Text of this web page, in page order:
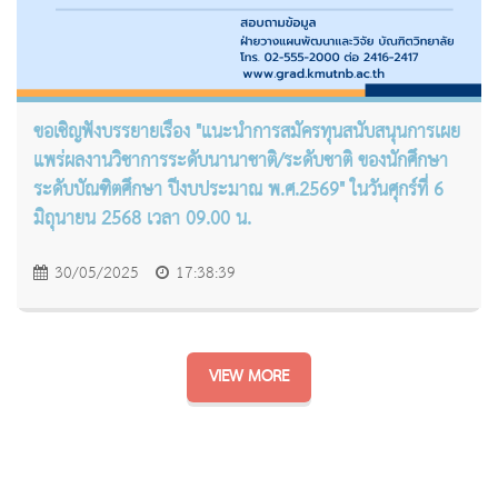
ขอเชิญฟังบรรยายเรื่อง "แนะนำการสมัครทุนสนับสนุนการเผย
แพร่ผลงานวิชาการระดับนานาชาติ/ระดับชาติ ของนักศึกษา
ระดับบัณฑิตศึกษา ปีงบประมาณ พ.ศ.2569" ในวันศุกร์ที่ 6
มิถุนายน 2568 เวลา 09.00 น.
30/05/2025 17:38:39
VIEW MORE